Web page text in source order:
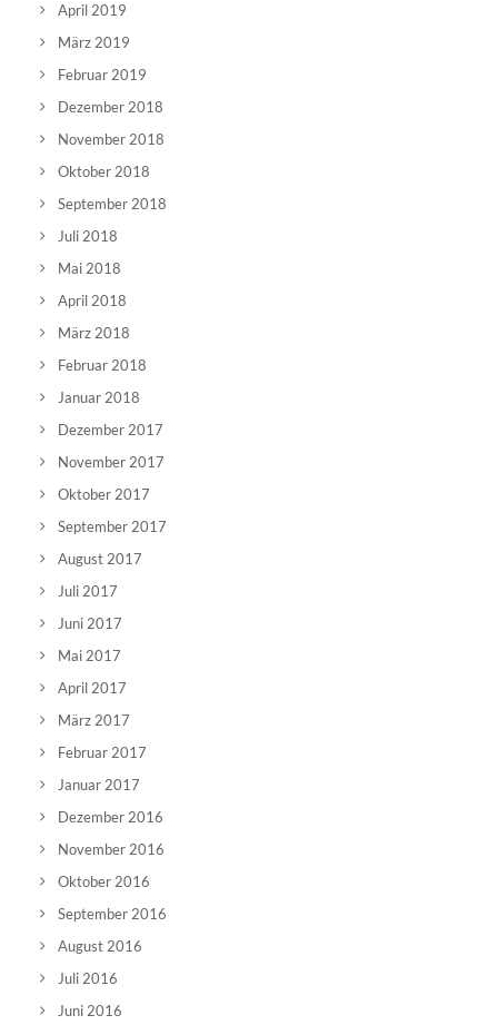
April 2019
März 2019
Februar 2019
Dezember 2018
November 2018
Oktober 2018
September 2018
Juli 2018
Mai 2018
April 2018
März 2018
Februar 2018
Januar 2018
Dezember 2017
November 2017
Oktober 2017
September 2017
August 2017
Juli 2017
Juni 2017
Mai 2017
April 2017
März 2017
Februar 2017
Januar 2017
Dezember 2016
November 2016
Oktober 2016
September 2016
August 2016
Juli 2016
Juni 2016